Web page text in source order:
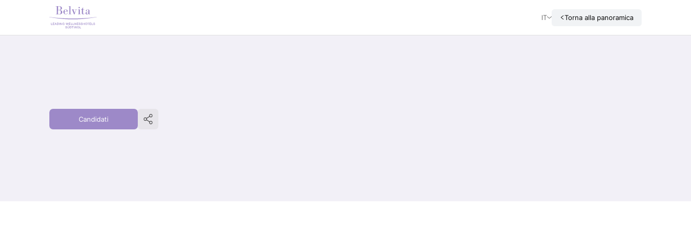
IT Torna alla panoramica
Candidati